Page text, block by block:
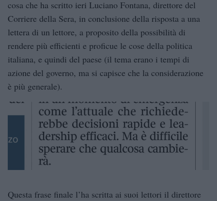
cosa che ha scritto ieri Luciano Fontana, direttore del
Corriere della Sera, in conclusione della risposta a una
lettera di un lettore, a proposito della possibilità di
rendere più efficienti e proficue le cose della politica
italiana, e quindi del paese (il tema erano i tempi di
azione del governo, ma si capisce che la considerazione
è più generale).
Questa frase finale l’ha scritta ai suoi lettori il direttore